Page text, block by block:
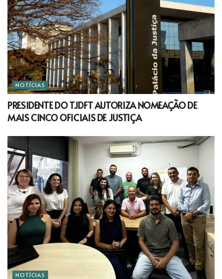
NOTÍCIAS
PRESIDENTE DO TJDFT AUTORIZA NOMEAÇÃO DE
MAIS CINCO OFICIAIS DE JUSTIÇA
NOTÍCIAS